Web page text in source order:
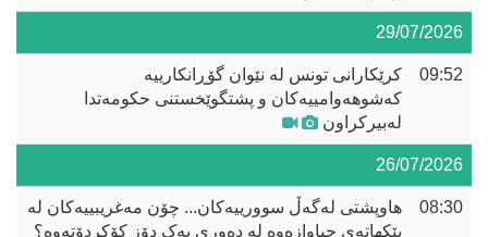
29/07/2026
09:52
کرێکارانی تونس لە نێوان گۆڕانکارییە
کەشوهەوامییەکان و پشتگوێخستنی حکومەتدا
لەبیرکراون
26/07/2026
08:30
هاوپشتی لەگەڵ سوورییەکان... چۆن مەغریبییەکان لە
پێکهاتەی جیاوازەوە لە دەوری یەک دۆز کۆکردۆتەوە؟